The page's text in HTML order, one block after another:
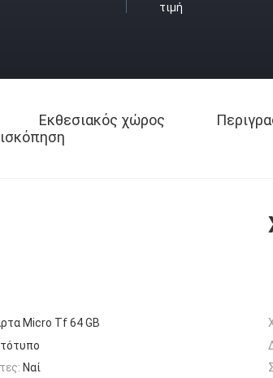
τιμή
Εκθεσιακός χώρος
Micro Tf 64 GB
Ναί